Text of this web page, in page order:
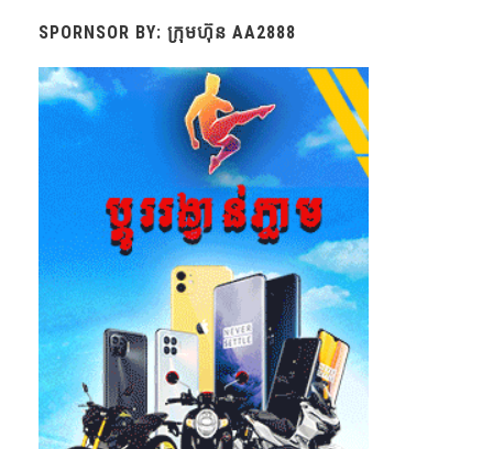
SPORNSOR BY: ក្រុមហ៊ុន AA2888